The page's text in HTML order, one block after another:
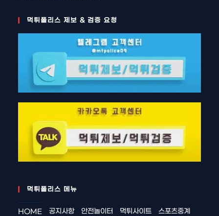
먹튀폴리스 제보 & 검증 요청
먹튀폴리스 메뉴
HOME 공지사항 안전놀이터 먹튀사이트 스포츠중계